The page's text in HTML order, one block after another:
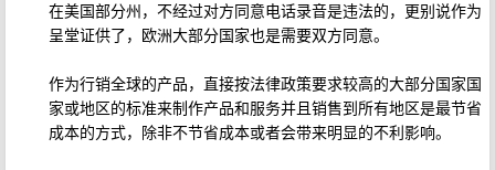
在美国部分州，不经过对方同意电话录音是违法的，更别说作为
呈堂证供了，欧洲大部分国家也是需要双方同意。
作为行销全球的产品，直接按法律政策要求较高的大部分国家国
家或地区的标准来制作产品和服务并且销售到所有地区是最节省
成本的方式，除非不节省成本或者会带来明显的不利影响。